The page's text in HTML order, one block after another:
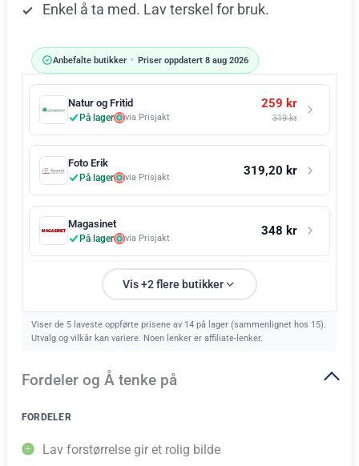
Enkel å ta med. Lav terskel for bruk.
Anbefalte butikker • Priser oppdatert 8 aug 2026
Natur og Fritid
På lager via Prisjakt
259 kr
319 kr
Foto Erik
På lager via Prisjakt 319,20 kr
Magasinet
På lager via Prisjakt 348 kr
Vis +2 flere butikker
Viser de 5 laveste oppførte prisene av 14 på lager (sammenlignet hos 15).
Utvalg og vilkår kan variere. Noen lenker er affiliate-lenker.
Fordeler og Å tenke på
FORDELER
Lav forstørrelse gir et rolig bilde